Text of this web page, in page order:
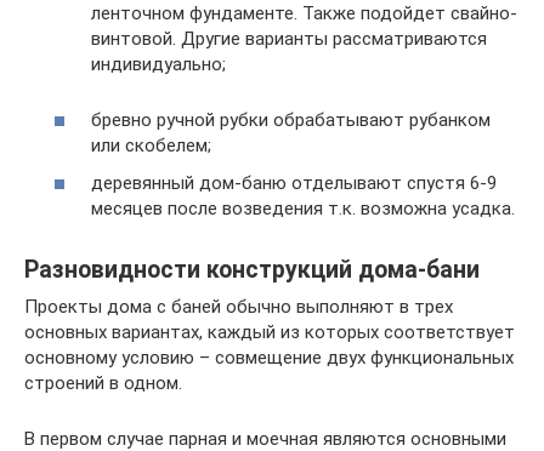
ленточном фундаменте. Также подойдет свайно-
винтовой. Другие варианты рассматриваются
индивидуально;
бревно ручной рубки обрабатывают рубанком
или скобелем;
деревянный дом-баню отделывают спустя 6-9
месяцев после возведения т.к. возможна усадка.
Разновидности конструкций дома-бани
Проекты дома с баней обычно выполняют в трех
основных вариантах, каждый из которых соответствует
основному условию – совмещение двух функциональных
строений в одном.
В первом случае парная и моечная являются основными